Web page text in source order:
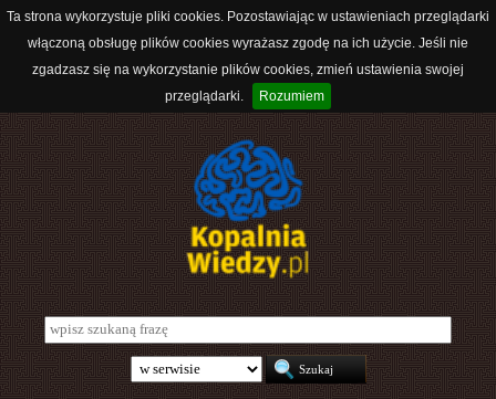
Ta strona wykorzystuje pliki cookies. Pozostawiając w ustawieniach przeglądarki
włączoną obsługę plików cookies wyrażasz zgodę na ich użycie. Jeśli nie
zgadzasz się na wykorzystanie plików cookies, zmień ustawienia swojej
przeglądarki.
Rozumiem